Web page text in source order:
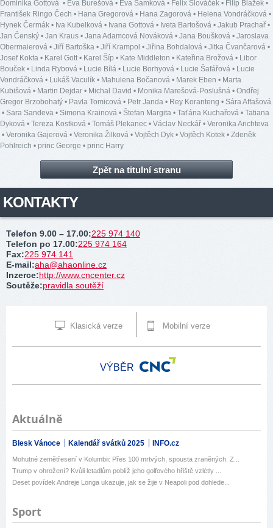
Dominika Gottová • Eva Burešová • Eva Samková • Felix Slováček • Filip Blažek •
František Ringo Čech • Hana Gregorová • Hana Zagorová • Helena Vondráčková •
Hynek Čermák • Iva Kubelková • Ivana Gottová • Iveta Bartošová • Jakub Prachař •
Jan Čenský • Jan Kraus • Jana Adamcová Nováková • Jana Boušková • Jaroslava
Obermaierová • Jiří Bartoška • Jiří Krampol • Jiřina Bohdalová • Jitka Čvančarová •
Josef Kokta • Karel Gott• Karel Šíp • Kate Middleton • Kateřina Brožová • Libor
Bouček • Linda Rybová • Lucie Bílá • Lucie Borhyová • Lucie Šafářová • Lucie
Vondráčková • Lukáš Vaculík • Mahulena Bočanová • Marek Eben • Marta
Kubišová • Martin Dejdar • Michal David • Monika Marešová-Poslušná • Ondřej
Gregor Brzobohatý • Pavla Tomicová • Petr Janda • Rey Koranteng • Sára Affašová
• Sara Sandeva • Simona Krainová • Štefan Margita • Taťána Kuchařová • Tatiana
Dyková • Tereza Kostková • Tomáš Plekanec • Václav Neckář • Veronika Arichteva
• Veronika Gajerová • Veronika Žilková • Vojtěch Dyk • Vojtěch Kotek • Zdeněk
Pohlreich • princ George • princ Harry
Zpět na titulní stranu
KONTAKTY
Telefon 9.00 – 17.00:225 974 140
Telefon po 17.00:225 974 164
Fax:225 974 141
E-mail:aha@ahaonline.cz
Inzerce:http://www.cncenter.cz
Soutěže:pravidla soutěží
Klasická verze Mobilní verze
VÝBĚR
Aktuálně
Blesk Vánoce Kalendář svátků 2025 INFO.cz
Mohutné zemětřesení v Kolumbii: Přes 100 mrtvých, spousta zraněných. Z...
Trump v ohrožení? Kvůli letadlům poblíž jeho golfového hřiště vzlétly ...
Deset povídek Andreje Longa ukazuje, jak se žije v Neapoli pod dohlede...
Sport